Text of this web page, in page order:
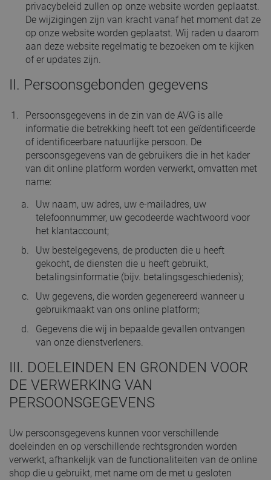
privacybeleid zullen op onze website worden geplaatst.
De wijzigingen zijn van kracht vanaf het moment dat ze
op onze website worden geplaatst. Wij raden u daarom
aan deze website regelmatig te bezoeken om te kijken
of er updates zijn.
II. Persoonsgebonden gegevens
Persoonsgegevens in de zin van de AVG is alle
informatie die betrekking heeft tot een geïdentificeerde
of identificeerbare natuurlijke persoon. De
persoonsgegevens van de gebruikers die in het kader
van dit online platform worden verwerkt, omvatten met
name:
Uw naam, uw adres, uw e-mailadres, uw
telefoonnummer, uw gecodeerde wachtwoord voor
het klantaccount;
Uw bestelgegevens, de producten die u heeft
gekocht, de diensten die u heeft gebruikt,
betalingsinformatie (bijv. betalingsgeschiedenis);
Uw gegevens, die worden gegenereerd wanneer u
gebruikmaakt van ons online platform;
Gegevens die wij in bepaalde gevallen ontvangen
van onze dienstverleners.
III. DOELEINDEN EN GRONDEN VOOR
DE VERWERKING VAN
PERSOONSGEGEVENS
Uw persoonsgegevens kunnen voor verschillende
doeleinden en op verschillende rechtsgronden worden
verwerkt, afhankelijk van de functionaliteiten van de online
shop die u gebruikt, met name om de met u gesloten